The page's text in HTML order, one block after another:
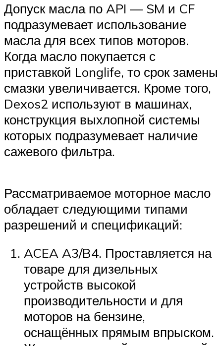
Допуск масла по API — SM и CF
подразумевает использование
масла для всех типов моторов.
Когда масло покупается с
приставкой Longlife, то срок замены
смазки увеличивается. Кроме того,
Dexos2 используют в машинах,
конструкция выхлопной системы
которых подразумевает наличие
сажевого фильтра.
Рассматриваемое моторное масло
обладает следующими типами
разрешений и спецификаций:
ACEA A3/B4. Проставляется на
товаре для дизельных
устройств высокой
производительности и для
моторов на бензине,
оснащённых прямым впрыском.